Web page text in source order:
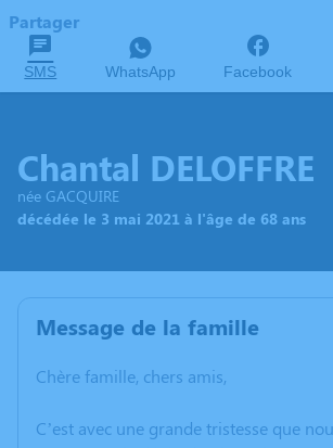
Partager
SMS WhatsApp Facebook
Chantal DELOFFRE
née GACQUIRE
décédée le 3 mai 2021 à l'âge de 68 ans
Message de la famille
Chère famille, chers amis,
C’est avec une grande tristesse que